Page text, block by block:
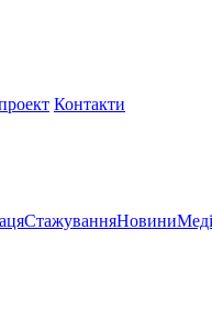
Контакти
СтажуванняНовини